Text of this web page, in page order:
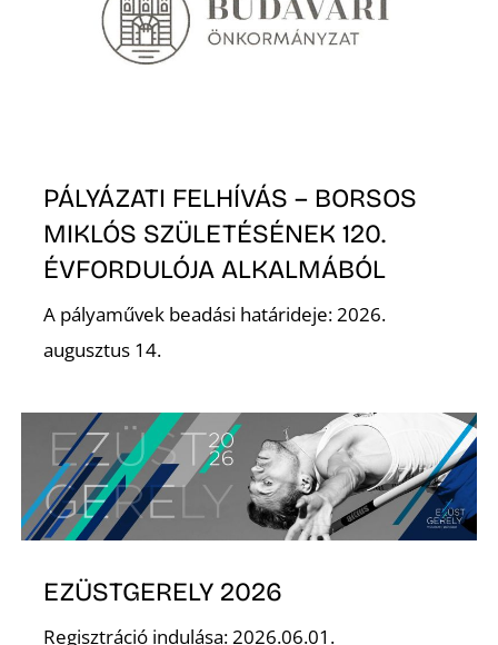
PÁLYÁZATI FELHÍVÁS – BORSOS
MIKLÓS SZÜLETÉSÉNEK 120.
ÉVFORDULÓJA ALKALMÁBÓL
A pályaművek beadási határideje: 2026.
augusztus 14.
EZÜSTGERELY 2026
Regisztráció indulása: 2026.06.01.